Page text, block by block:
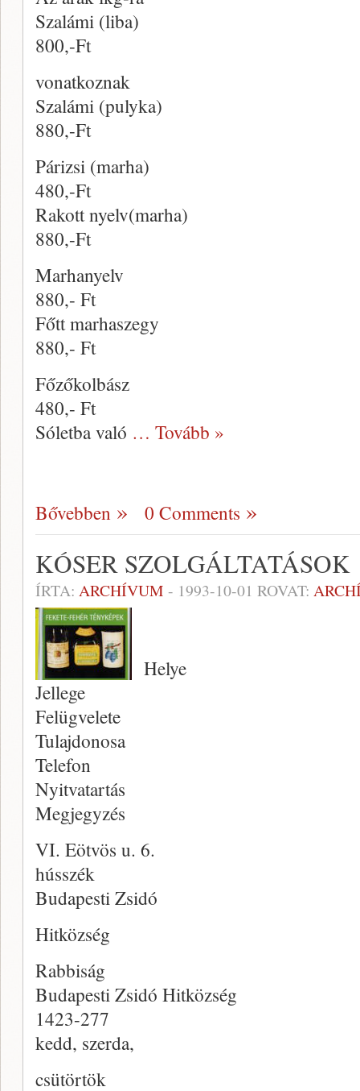
Szalámi (liba)
800,-Ft
vonatkoznak
Szalámi (pulyka)
880,-Ft
Párizsi (marha)
480,-Ft
Rakott nyelv(marha)
880,-Ft
Marhanyelv
880,- Ft
Főtt marhaszegy
880,- Ft
Főzőkolbász
480,- Ft
Sóletba való … Tovább »
Bővebben 0 Comments
KÓSER SZOLGÁLTATÁSOK
ÍRTA: ARCHÍVUM - 1993-10-01 ROVAT:
Helye
Jellege
Felügvelete
Tulajdonosa
Telefon
Nyitvatartás
Megjegyzés
VI. Eötvös u. 6.
hússzék
Budapesti Zsidó
Hitközség
Rabbiság
Budapesti Zsidó Hitközség
1423-277
kedd, szerda,
csütörtök